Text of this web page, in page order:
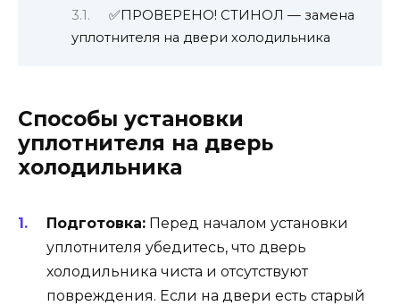
✅ПРОВЕРЕНО! СТИНОЛ — замена
уплотнителя на двери холодильника
Способы установки
уплотнителя на дверь
холодильника
Подготовка: Перед началом установки
уплотнителя убедитесь, что дверь
холодильника чиста и отсутствуют
повреждения. Если на двери есть старый